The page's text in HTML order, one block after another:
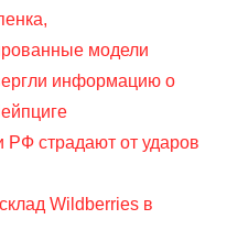
модели
информацию о
РФ страдают от ударов
Wildberries в